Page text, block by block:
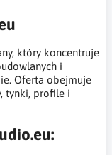
który koncentruje
i
Oferta obejmuje
tynki, profile i